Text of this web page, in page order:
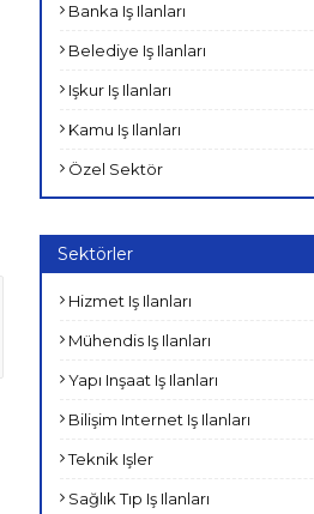
Banka Iş Ilanları
Belediye Iş Ilanları
Işkur Iş Ilanları
Kamu Iş Ilanları
Özel Sektör
Sektörler
Hizmet Iş Ilanları
Mühendis Iş Ilanları
Yapı Inşaat Iş Ilanları
Bilişim Internet Iş Ilanları
Teknik Işler
Sağlık Tıp Iş Ilanları